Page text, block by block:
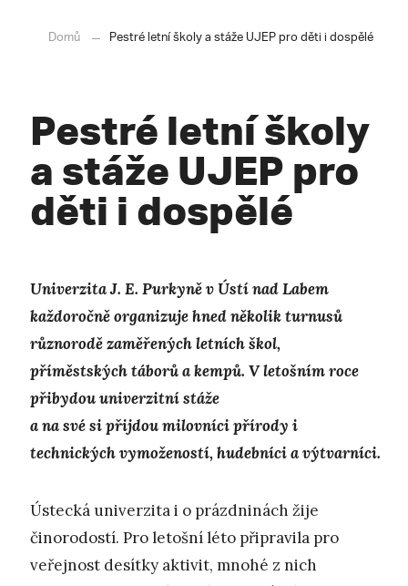
Domů Pestré letní školy a stáže UJEP pro děti i dospělé
Pestré letní školy
a stáže UJEP pro
děti i dospělé
Univerzita J. E. Purkyně v Ústí nad Labem
každoročně organizuje hned několik turnusů
různorodě zaměřených letních škol,
příměstských táborů a kempů. V letošním roce
přibydou univerzitní stáže
a na své si přijdou milovníci přírody i
technických vymožeností, hudebníci a výtvarníci.
Ústecká univerzita i o prázdninách žije
činorodostí. Pro letošní léto připravila pro
veřejnost desítky aktivit, mnohé z nich